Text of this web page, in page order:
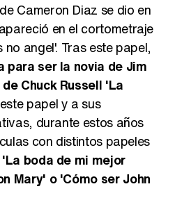
Cameron Diaz se dio en
en el cortometraje
angel'. Tras este papel,
para ser la novia de Jim
Chuck Russell 'La
papel y a sus
durante estos años
con distintos papeles
boda de mi mejor
Mary' o 'Cómo ser John